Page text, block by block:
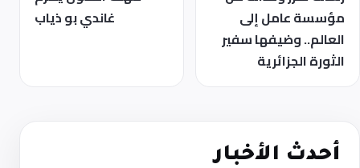
مؤسسة عامل إلى
العالم.. وضيفها سفير
الثورة الجزائرية
غاندي بو ذياب
أحدث الأخبار